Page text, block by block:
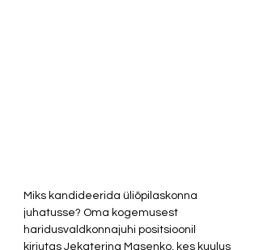
Miks kandideerida üliõpilaskonna
juhatusse? Oma kogemusest
haridusvaldkonnajuhi positsioonil
kirjutas Jekaterina Masenko, kes kuulus